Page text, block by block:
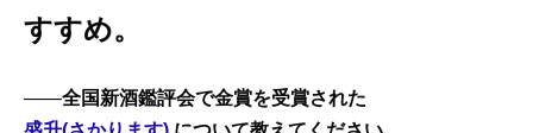
すすめ。
——全国新酒鑑評会で金賞を受賞された